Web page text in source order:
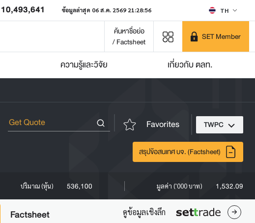
10,493,641 ข้อมูลล่าสุด 06 ส.ค. 2569 21:28:56 TH
ค้นหาชื่อย่อ
/ Factsheet
SET Member
ความรู้และวิจัย เกี่ยวกับ ตลท.
Favorites TWPC
สรุปข้อสนเทศ บจ. (Factsheet)
ปริมาณ (หุ้น) 536,100 มูลค่า ('000 บาท) 1,532.09
Factsheet ดูข้อมูลเชิงลึก